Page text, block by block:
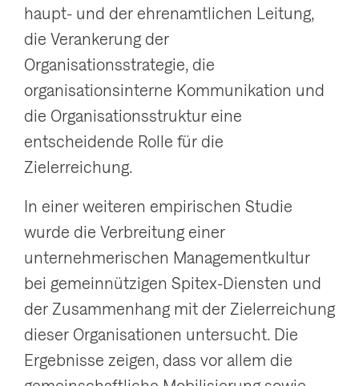
haupt- und der ehrenamtlichen Leitung,
die Verankerung der
Organisationsstrategie, die
organisationsinterne Kommunikation und
die Organisationsstruktur eine
entscheidende Rolle für die
Zielerreichung.
In einer weiteren empirischen Studie
wurde die Verbreitung einer
unternehmerischen Managementkultur
bei gemeinnützigen Spitex-Diensten und
der Zusammenhang mit der Zielerreichung
dieser Organisationen untersucht. Die
Ergebnisse zeigen, dass vor allem die